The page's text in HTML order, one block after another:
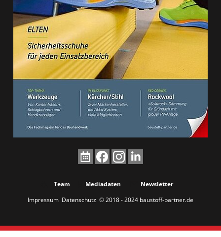
Team Mediadaten
Newsletter
Impressum Datenschutz © 2018 - 2024 baustoff-partner.de